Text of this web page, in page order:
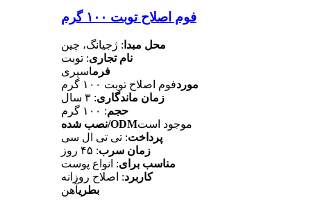
فوم اصلاح توبت ۱۰۰ گرم
محل مبدا : ژجیانگ، چین
نام تجاری: توبت
فرماسپری
موردفوم اصلاح توبت ۱۰۰ گرم
زمان ماندگاری: ۳ سال
حجم: ۱۰۰ گرم
نصب شده/ODMموجود است
پرداخت: تی تی ال سی
زمان سرب: ۴۵ روز
مناسب برای: انواع پوست
کاربرد: اصلاح روزانه
بطریآهن